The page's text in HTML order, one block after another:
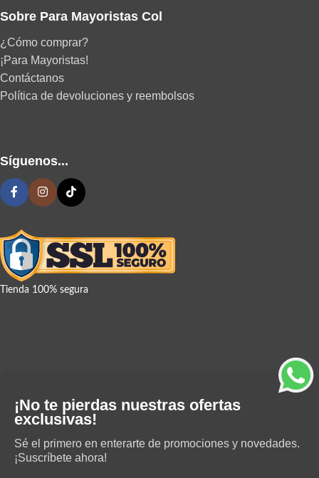
Sobre Para Mayoristas Col
¿Cómo comprar?
¡Para Mayoristas!
Contáctanos
Política de devoluciones y reembolsos
Síguenos...
Tienda 100% segura
¡No te pierdas nuestras ofertas
exclusivas!
Sé el primero en enterarte de promociones y novedades.
¡Suscríbete ahora!